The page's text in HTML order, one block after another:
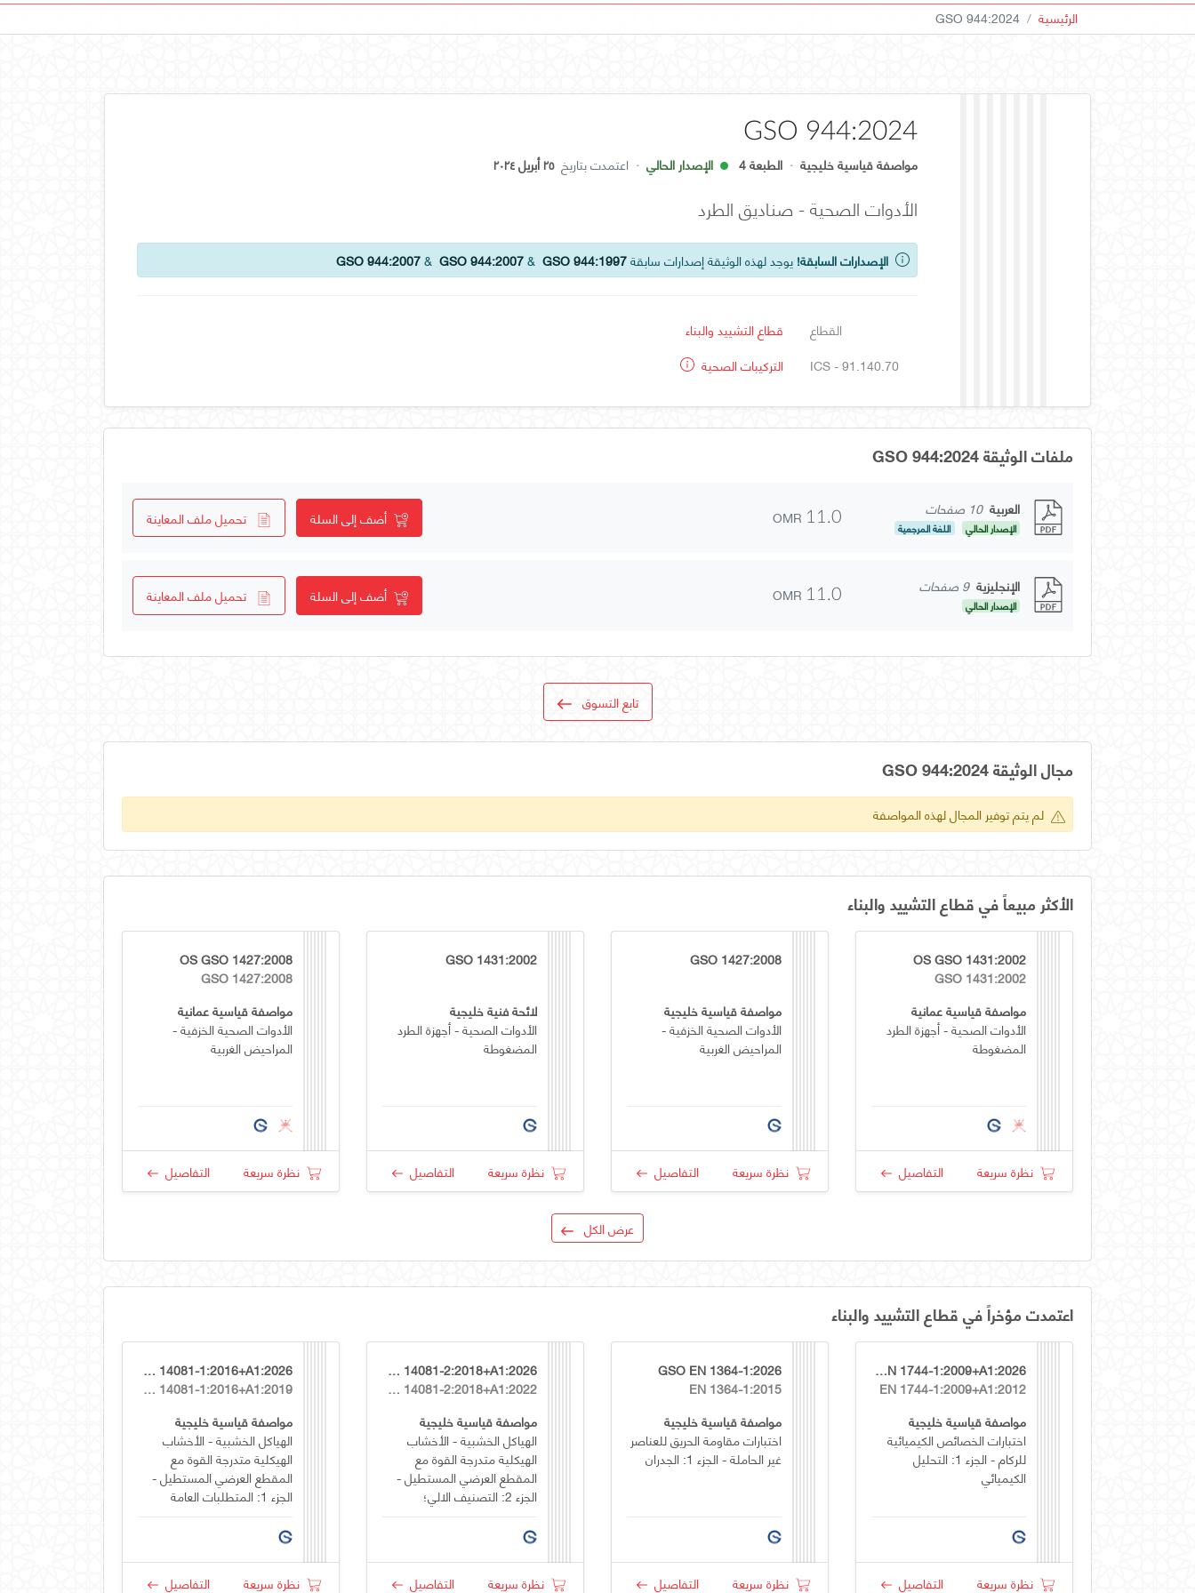
الرئيسية GSO 944:2024
GSO 944:2024
مواصفة قياسية خليجية · الطبعة 4 الإصدار الحالي · اعتمدت بتاريخ ٢٥ أبريل ٢٠٢٤
الأدوات الصحية - صناديق الطرد
الإصدارات السابقة! يوجد لهذه الوثيقة إصدارات سابقة GSO 944:2007&GSO 944:2007&GSO 944:1997
القطاع
قطاع التشييد والبناء
ICS - 91.140.70
التركيبات الصحية
ملفات الوثيقة GSO 944:2024
العربية 10 صفحات
الإصدار الحالي اللغة المرجعية OMR 11.0 أضف إلى السلة تحميل ملف المعاينة
الإنجليزية 9 صفحات
الإصدار الحالي OMR 11.0 أضف إلى السلة تحميل ملف المعاينة
تابع التسوق
مجال الوثيقة GSO 944:2024
لم يتم توفير المجال لهذه المواصفة
الأكثر مبيعاً في قطاع التشييد والبناء
OS GSO 1431:2002
GSO 1431:2002
مواصفة قياسية عمانية
الأدوات الصحية - أجهزة الطرد
المضغوطة
نظرة سريعة التفاصيل
GSO 1427:2008
مواصفة قياسية خليجية
الأدوات الصحية الخزفية -
المراحيض الغربية
نظرة سريعة التفاصيل
GSO 1431:2002
لائحة فنية خليجية
الأدوات الصحية - أجهزة الطرد
المضغوطة
نظرة سريعة التفاصيل
OS GSO 1427:2008
GSO 1427:2008
مواصفة قياسية عمانية
الأدوات الصحية الخزفية -
المراحيض الغربية
نظرة سريعة التفاصيل
عرض الكل
اعتمدت مؤخراً في قطاع التشييد والبناء
GSO EN 1744-1:2009+A1:2026
EN 1744-1:2009+A1:2012
مواصفة قياسية خليجية
اختبارات الخصائص الكيميائية
للركام - الجزء 1: التحليل
الكيميائي
نظرة سريعة التفاصيل
GSO EN 1364-1:2026
EN 1364-1:2015
مواصفة قياسية خليجية
اختبارات مقاومة الحريق للعناصر
غير الحاملة - الجزء 1: الجدران
نظرة سريعة التفاصيل
GSO EN 14081-2:2018+A1:2026
EN 14081-2:2018+A1:2022
مواصفة قياسية خليجية
الهياكل الخشبية - الأخشاب
الهيكلية متدرجة القوة مع
المقطع العرضي المستطيل -
الجزء 2: التصنيف الالي؛
نظرة سريعة التفاصيل
GSO EN 14081-1:2016+A1:2026
EN 14081-1:2016+A1:2019
مواصفة قياسية خليجية
الهياكل الخشبية - الأخشاب
الهيكلية متدرجة القوة مع
المقطع العرضي المستطيل -
الجزء 1: المتطلبات العامة
نظرة سريعة التفاصيل